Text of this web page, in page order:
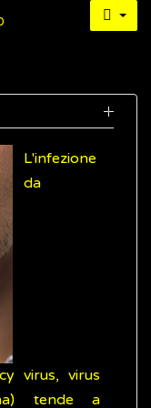
L'infezione
da
virus, virus
tende a